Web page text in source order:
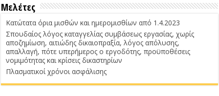
Μελέτες
Κατώτατα όρια μισθών και ημερομισθίων από 1.4.2023
Σπουδαίος λόγος καταγγελίας συμβάσεως εργασίας, χωρίς
αποζημίωση, αιτιώδης δικαιοπραξία, λόγος απόλυσης,
απαλλαγή, πότε υπερήμερος ο εργοδότης, προϋποθέσεις
νομιμότητας και κρίσεις δικαστηρίων
Πλασματικοί χρόνοι ασφάλισης